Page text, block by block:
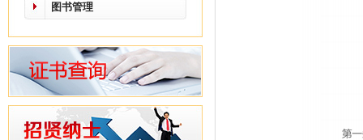
图书管理